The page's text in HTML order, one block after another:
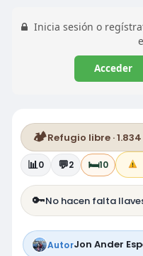
Inicia sesión o
Acceder
🏕️Refugio libre ·
📊0 💬2 🛏️10
🔑No hacen falta
AutorJon Ander